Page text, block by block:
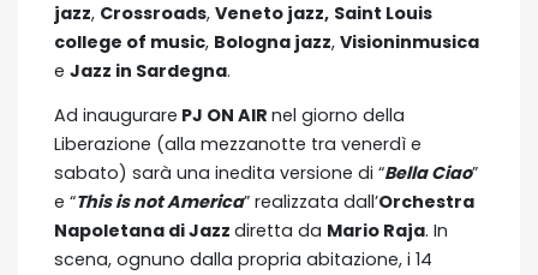
jazz, Crossroads, Veneto jazz, Saint Louis
college of music, Bologna jazz, Visioninmusica
e Jazz in Sardegna.
Ad inaugurare PJ ON AIR nel giorno della
Liberazione (alla mezzanotte tra venerdì e
sabato) sarà una inedita versione di “Bella Ciao”
e “This is not America” realizzata dall’Orchestra
Napoletana di Jazz diretta da Mario Raja. In
scena, ognuno dalla propria abitazione, i 14